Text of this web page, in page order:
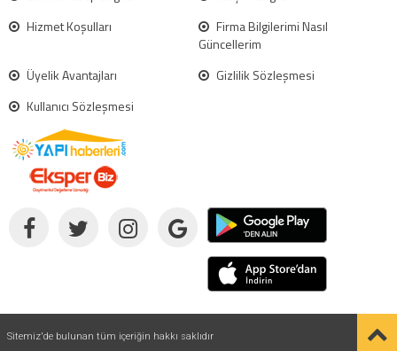
Hizmet Koşulları
Firma Bilgilerimi Nasıl
Güncellerim
Üyelik Avantajları
Gizlilik Sözleşmesi
Kullanıcı Sözleşmesi
Sitemiz'de bulunan tüm içeriğin hakkı saklıdır